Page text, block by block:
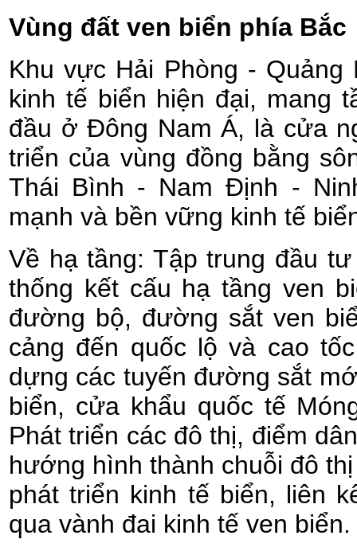
Vùng đất ven biển phía Bắc
Khu vực Hải Phòng - Quảng
kinh tế biển hiện đại, mang
đầu ở Đông Nam Á, là cửa
triển của vùng đồng bằng
Thái Bình - Nam Định -
mạnh và bền vững kinh tế
Về hạ tầng: Tập trung đầu
thống kết cấu hạ tầng ven
đường bộ, đường sắt ven
cảng đến quốc lộ và cao
dựng các tuyến đường sắt
biển, cửa khẩu quốc tế
Phát triển các đô thị, điểm
hướng hình thành chuỗi đô
phát triển kinh tế biển, liên
qua vành đai kinh tế ven biển.